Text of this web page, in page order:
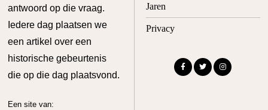
antwoord op die vraag.
Iedere dag plaatsen we
een artikel over een
historische gebeurtenis
die op die dag plaatsvond.
Een site van:
Jaren
Privacy